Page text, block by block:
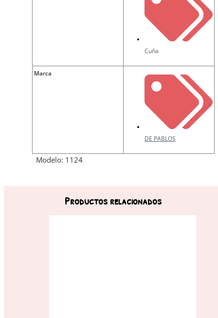
Cuña
Marca
DE PABLOS
Modelo: 1124
Productos relacionados